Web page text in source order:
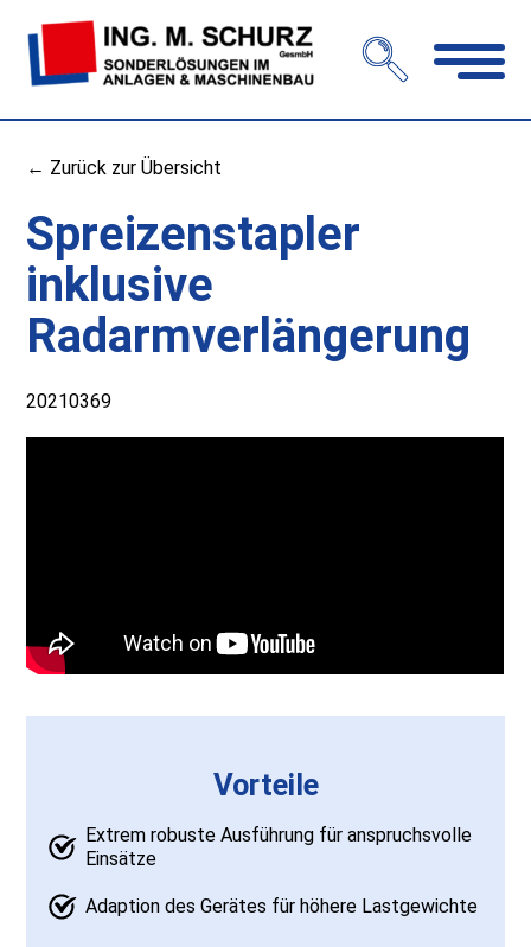
← Zurück zur Übersicht
Spreizenstapler
inklusive
Radarmverlängerung
20210369
Vorteile
Extrem robuste Ausführung für anspruchsvolle
Einsätze
Adaption des Gerätes für höhere Lastgewichte